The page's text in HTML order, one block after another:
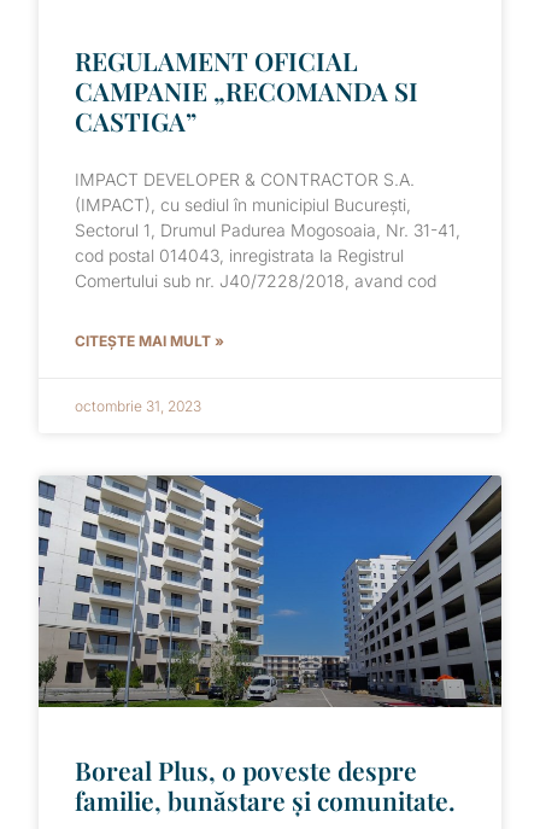
REGULAMENT OFICIAL
CAMPANIE „RECOMANDA SI
CASTIGA”
IMPACT DEVELOPER & CONTRACTOR S.A.
(IMPACT), cu sediul în municipiul Bucureşti,
Sectorul 1, Drumul Padurea Mogosoaia, Nr. 31-41,
cod postal 014043, inregistrata la Registrul
Comertului sub nr. J40/7228/2018, avand cod
CITEȘTE MAI MULT »
octombrie 31, 2023
Boreal Plus, o poveste despre
familie, bunăstare și comunitate.